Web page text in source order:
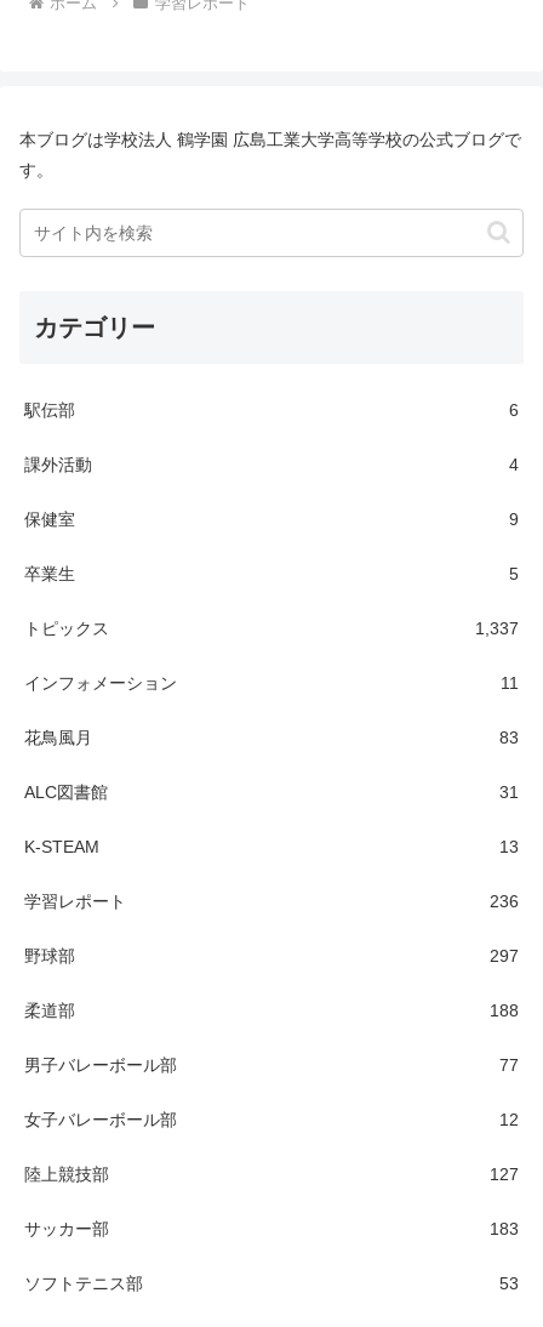
本ブログは学校法人 鶴学園 広島工業大学高等学校の公式ブログで
す。
カテゴリー
駅伝部 6
課外活動 4
保健室 9
卒業生 5
トピックス 1,337
インフォメーション 11
花鳥風月 83
ALC図書館 31
K-STEAM 13
学習レポート 236
野球部 297
柔道部 188
男子バレーボール部 77
女子バレーボール部 12
陸上競技部 127
サッカー部 183
ソフトテニス部 53